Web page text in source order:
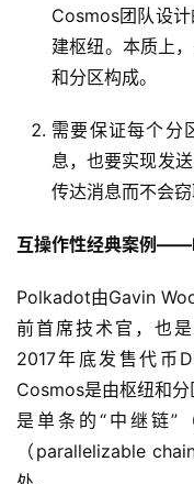
Cosmos团队设
建枢纽。本质上
和分区构成。
需要保证每个分
息，也要实现发
传达消息而不会窃
互操作性经典案例
Polkadot由Gavin
前首席技术官，也
2017年底发售代币
Cosmos是由枢纽和
是单条的“中继链”
（parallelizable